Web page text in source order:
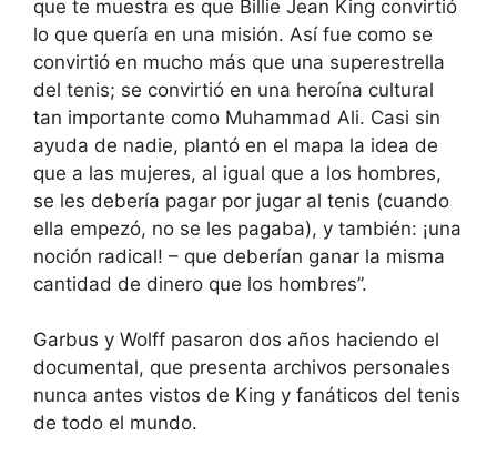
que te muestra es que Billie Jean King convirtió
lo que quería en una misión. Así fue como se
convirtió en mucho más que una superestrella
del tenis; se convirtió en una heroína cultural
tan importante como Muhammad Ali. Casi sin
ayuda de nadie, plantó en el mapa la idea de
que a las mujeres, al igual que a los hombres,
se les debería pagar por jugar al tenis (cuando
ella empezó, no se les pagaba), y también: ¡una
noción radical! – que deberían ganar la misma
cantidad de dinero que los hombres”.
Garbus y Wolff pasaron dos años haciendo el
documental, que presenta archivos personales
nunca antes vistos de King y fanáticos del tenis
de todo el mundo.